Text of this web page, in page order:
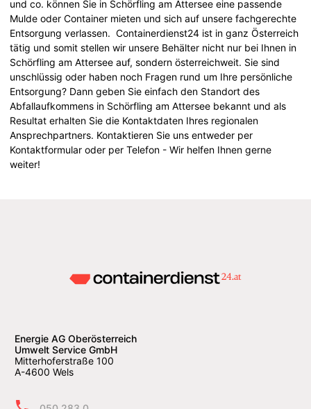
und co. können Sie in Schörfling am Attersee eine passende
Mulde oder Container mieten und sich auf unsere fachgerechte
Entsorgung verlassen. Containerdienst24 ist in ganz Österreich
tätig und somit stellen wir unsere Behälter nicht nur bei Ihnen in
Schörfling am Attersee auf, sondern österreichweit. Sie sind
unschlüssig oder haben noch Fragen rund um Ihre persönliche
Entsorgung? Dann geben Sie einfach den Standort des
Abfallaufkommens in Schörfling am Attersee bekannt und als
Resultat erhalten Sie die Kontaktdaten Ihres regionalen
Ansprechpartners. Kontaktieren Sie uns entweder per
Kontaktformular oder per Telefon - Wir helfen Ihnen gerne
weiter!
Energie AG Oberösterreich
Umwelt Service GmbH
Mitterhoferstraße 100
A-4600 Wels